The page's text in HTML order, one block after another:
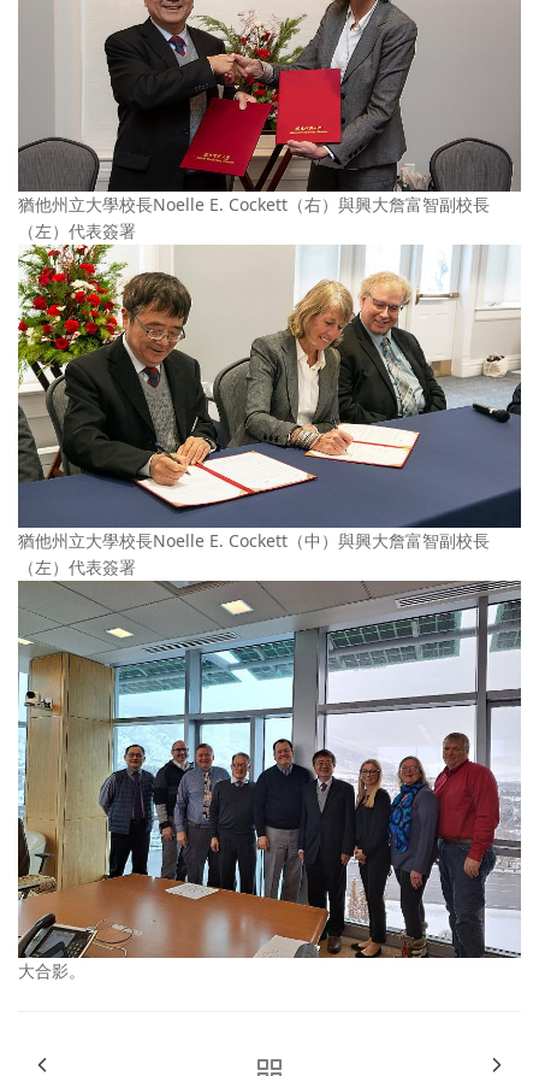
猶他州立大學校長Noelle E. Cockett（右）與興大詹富智副校長
（左）代表簽署
猶他州立大學校長Noelle E. Cockett（中）與興大詹富智副校長
（左）代表簽署
大合影。